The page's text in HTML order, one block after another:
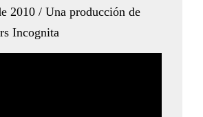
2010 / Una producción de
Incognita